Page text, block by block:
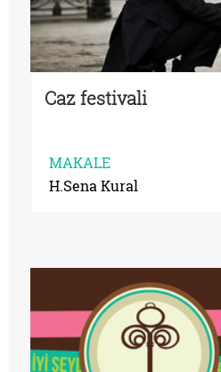
Caz festivali
MAKALE
H.Sena Kural